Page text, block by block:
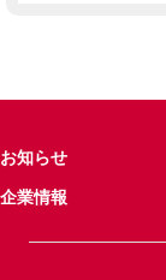
お知らせ
企業情報